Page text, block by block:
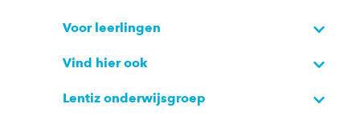
Voor leerlingen
Vind hier ook
Lentiz onderwijsgroep